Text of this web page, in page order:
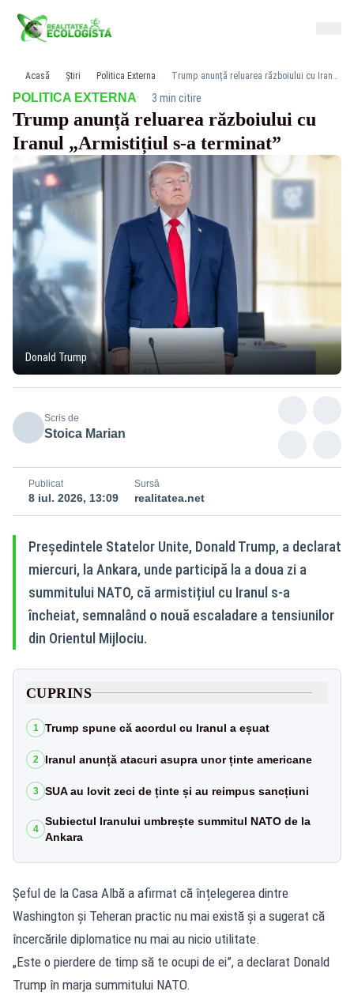
Acasă Știri Politica Externa Trump anunță reluarea războiului cu Iranul „Armistițiul s-a terminat”
POLITICA EXTERNA· 3 min citire
Trump anunță reluarea războiului cu
Iranul „Armistițiul s-a terminat”
Donald Trump
Scris de
Stoica Marian
Publicat
8 iul. 2026, 13:09
Sursă
realitatea.net
Președintele Statelor Unite, Donald Trump, a declarat
miercuri, la Ankara, unde participă la a doua zi a
summitului NATO, că armistițiul cu Iranul s-a
încheiat, semnalând o nouă escaladare a tensiunilor
din Orientul Mijlociu.
CUPRINS
1 Trump spune că acordul cu Iranul a eșuat
2 Iranul anunță atacuri asupra unor ținte americane
3 SUA au lovit zeci de ținte și au reimpus sancțiuni
4
Subiectul Iranului umbrește summitul NATO de la
Ankara
Șeful de la Casa Albă a afirmat că înțelegerea dintre
Washington și Teheran practic nu mai există și a sugerat că
încercările diplomatice nu mai au nicio utilitate.
„Este o pierdere de timp să te ocupi de ei”, a declarat Donald
Trump în marja summitului NATO.